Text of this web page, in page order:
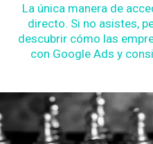
La única manera de
directo. Si no asistes,
descubrir cómo las
con Google Ads y